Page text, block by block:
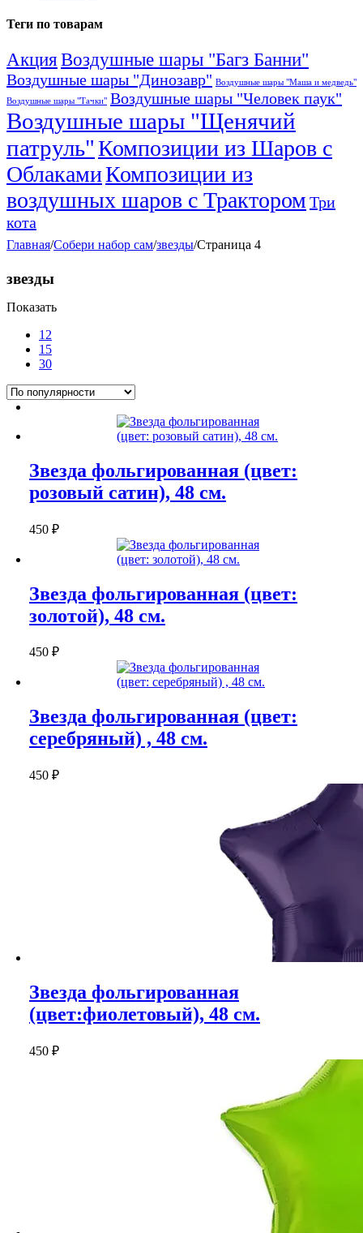
Теги по товарам
АкцияВоздушные шары "Багз Банни"
Воздушные шары "Динозавр" Воздушные шары "Маша и медведь"
Воздушные шары "Тачки" Воздушные шары "Человек паук"
Воздушные шары "Щенячий
патруль"Композиции из Шаров с
ОблакамиКомпозиции из
воздушных шаров с Трактором Три
кота
Главная/Собери набор сам/звезды/Страница 4
звезды
Показать
12
15
30
Звезда фольгированная (цвет:
розовый сатин), 48 см.
450 ₽
Звезда фольгированная (цвет:
золотой), 48 см.
450 ₽
Звезда фольгированная (цвет:
серебряный) , 48 см.
450 ₽
Звезда фольгированная
(цвет:фиолетовый), 48 см.
450 ₽